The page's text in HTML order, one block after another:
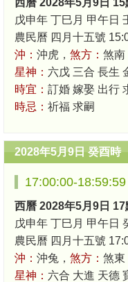
西曆 2028年5月9日
戊申年 丁巳月 甲午日
農民曆 四月十五號
沖： 沖虎， 煞方： 煞南
星神： 六戊 三合 長生
時宜： 訂婚 嫁娶 出行
時忌： 祈福 求嗣
2028年5月9日 癸酉時
17:00:00-
西曆 2028年5月9日
戊申年 丁巳月 甲午日
農民曆 四月十五號
沖： 沖兔， 煞方： 煞東
星神： 六合 大進 天德